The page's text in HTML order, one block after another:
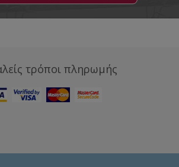
τρόποι πληρωμής